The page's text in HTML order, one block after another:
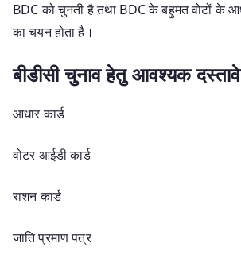
BDC को चुनती है तथा BDC के बहुमत वोटों के
का चयन होता है।
बीडीसी चुनाव हेतु आवश्यक
आधार कार्ड
वोटर आईडी कार्ड
राशन कार्ड
जाति प्रमाण पत्र